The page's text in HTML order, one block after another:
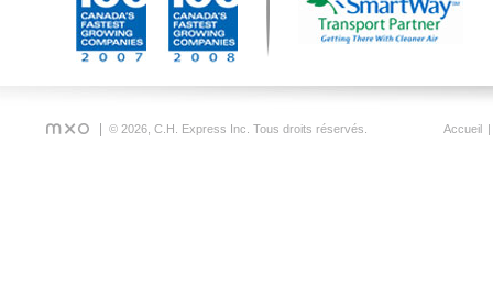
© 2026, C.H. Express Inc. Tous droits réservés. Accueil